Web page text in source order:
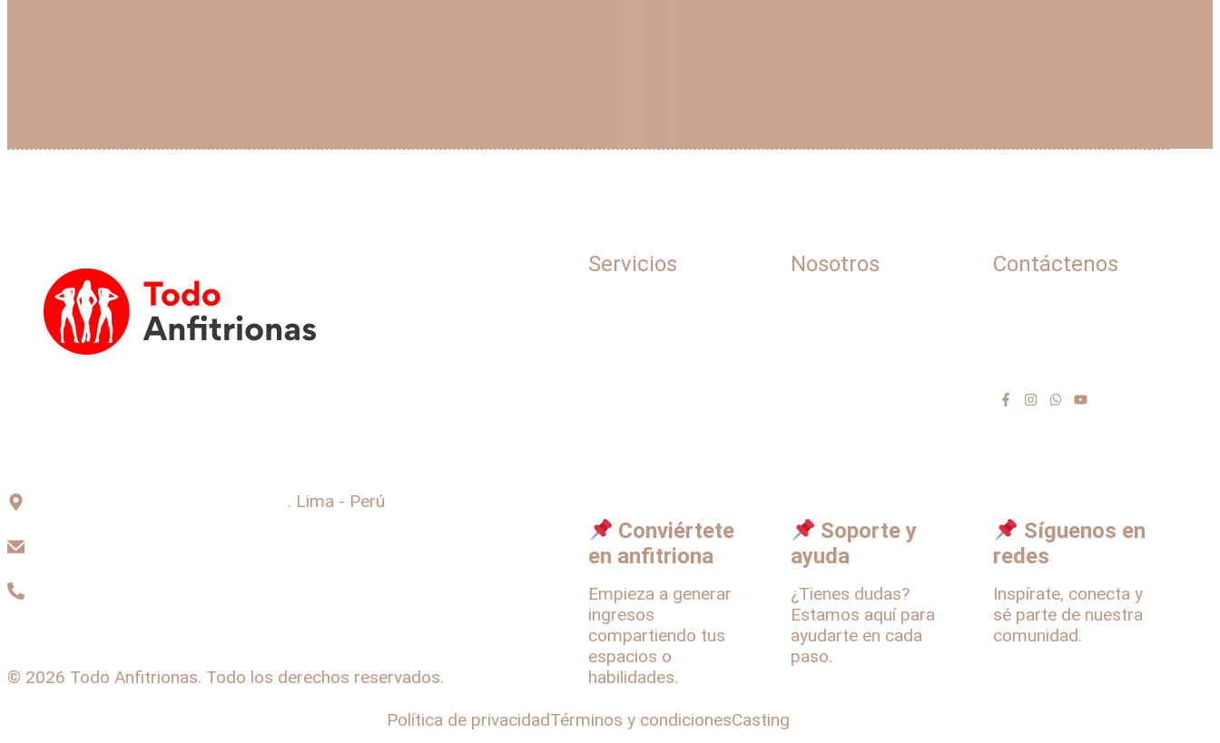
. Lima - Perú
© 2026 Todo Anfitrionas. Todo los derechos reservados.
Servicios Nosotros Contáctenos
Conviértete
en anfitriona
Empieza a generar
ingresos
compartiendo tus
espacios o
habilidades.
Soporte y
ayuda
¿Tienes dudas?
Estamos aquí para
ayudarte en cada
paso.
Síguenos en
redes
Inspírate, conecta y
sé parte de nuestra
comunidad.
Política de privacidadTérminos y condicionesCasting